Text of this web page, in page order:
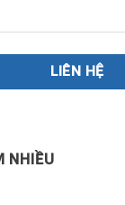
NHIỀU